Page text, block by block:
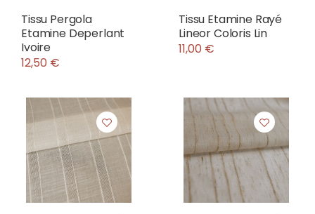
Tissu Pergola
Etamine Deperlant
Ivoire
12,50 €
Tissu Etamine Rayé
Lineor Coloris Lin
11,00 €